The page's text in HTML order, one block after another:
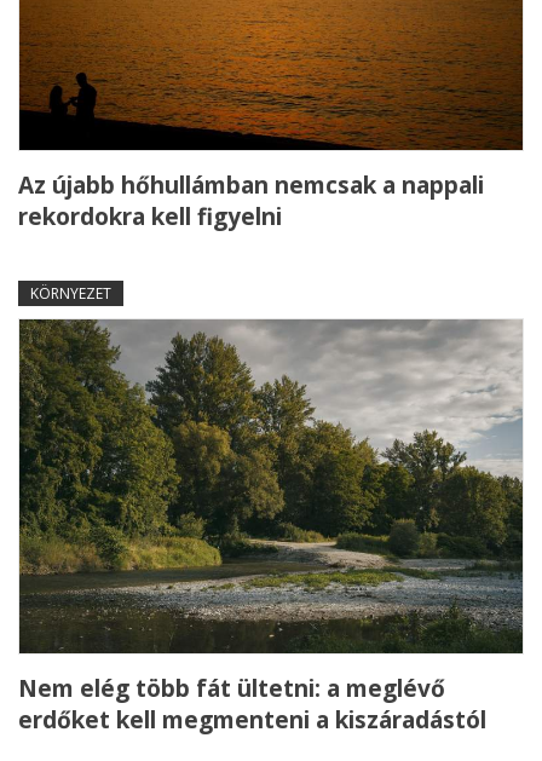
Az újabb hőhullámban nemcsak a nappali
rekordokra kell figyelni
KÖRNYEZET
Nem elég több fát ültetni: a meglévő
erdőket kell megmenteni a kiszáradástól